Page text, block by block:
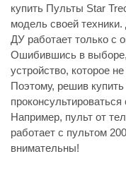
купить Пульты Star
модель своей
ДУ работает только с
Ошибившись в выборе,
устройство, которое
Поэтому, решив
Например, пульт от
работает с пультом
внимательны!